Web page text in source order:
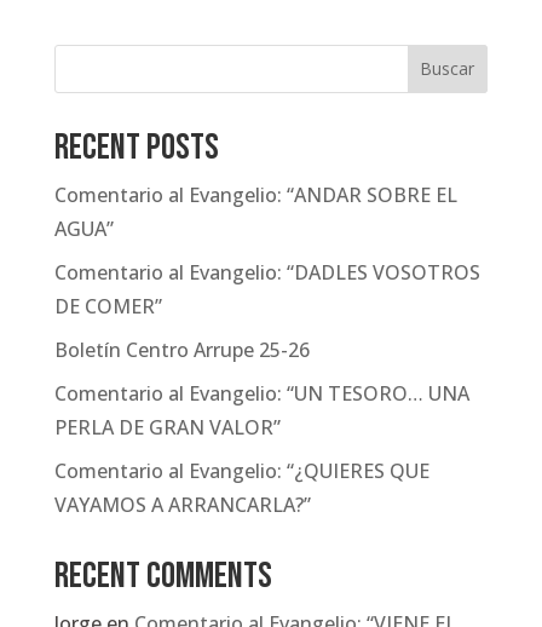
Buscar
Recent Posts
Comentario al Evangelio: “ANDAR SOBRE EL
AGUA”
Comentario al Evangelio: “DADLES VOSOTROS
DE COMER”
Boletín Centro Arrupe 25-26
Comentario al Evangelio: “UN TESORO… UNA
PERLA DE GRAN VALOR”
Comentario al Evangelio: “¿QUIERES QUE
VAYAMOS A ARRANCARLA?”
Recent Comments